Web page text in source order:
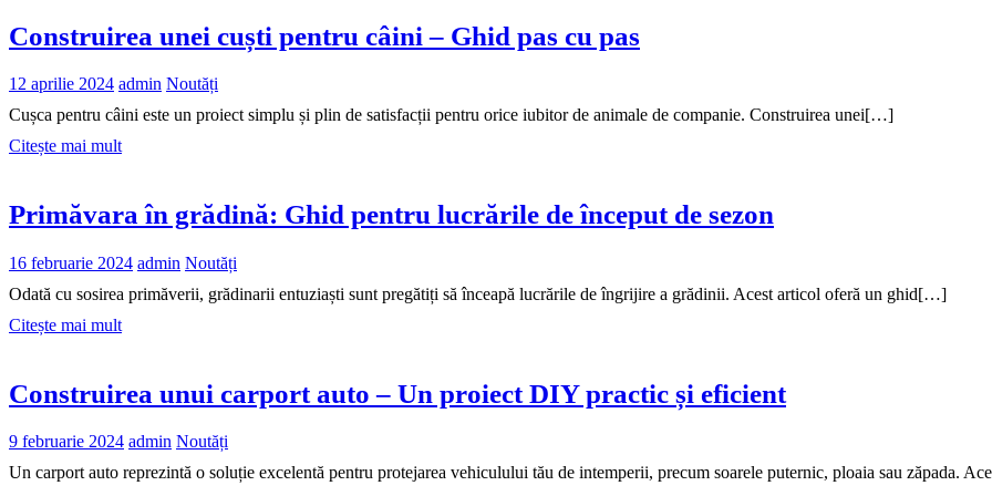
Construirea unei cuști pentru câini – Ghid pas cu pas
12 aprilie 2024 admin Noutăți
Cușca pentru câini este un proiect simplu și plin de satisfacții pentru orice iubitor de animale de companie. Construirea unei[…]
Citește mai mult
Primăvara în grădină: Ghid pentru lucrările de început de sezon
16 februarie 2024 admin Noutăți
Odată cu sosirea primăverii, grădinarii entuziaști sunt pregătiți să înceapă lucrările de îngrijire a grădinii. Acest articol oferă un ghid[…]
Citește mai mult
Construirea unui carport auto – Un proiect DIY practic și eficient
9 februarie 2024 admin Noutăți
Un carport auto reprezintă o soluție excelentă pentru protejarea vehiculului tău de intemperii, precum soarele puternic, ploaia sau zăpada.